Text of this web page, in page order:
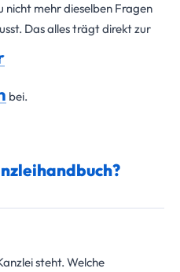
nicht mehr dieselben Fragen
Das alles trägt direkt zur
bei.
steht. Welche